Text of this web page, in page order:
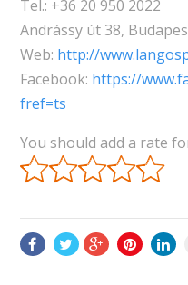
Tel.: +36 20 950 2022
Andrássy út 38,
Web: http://
Facebook: https://
fref=ts
You should add a rate